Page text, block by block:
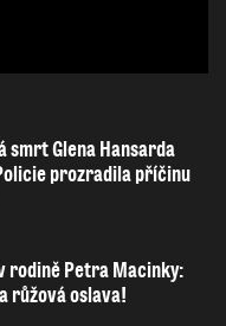
smrt Glena Hansarda
prozradila příčinu
rodině Petra Macinky:
růžová oslava!